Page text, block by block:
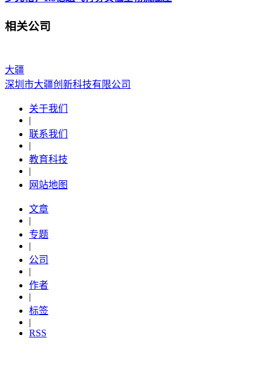
相关公司
大疆
深圳市大疆创新科技有限公司
关于我们
|
联系我们
|
教育科技
|
网站地图
文章
|
专题
|
公司
|
作者
|
标签
|
RSS